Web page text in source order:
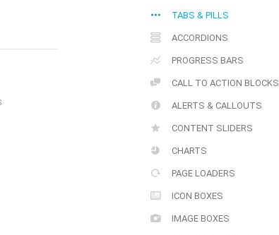
TABS & PILLS
ACCORDIONS
PROGRESS BARS
CALL TO ACTION BLOCKS
ALERTS & CALLOUTS
CONTENT SLIDERS
CHARTS
PAGE LOADERS
ICON BOXES
IMAGE BOXES